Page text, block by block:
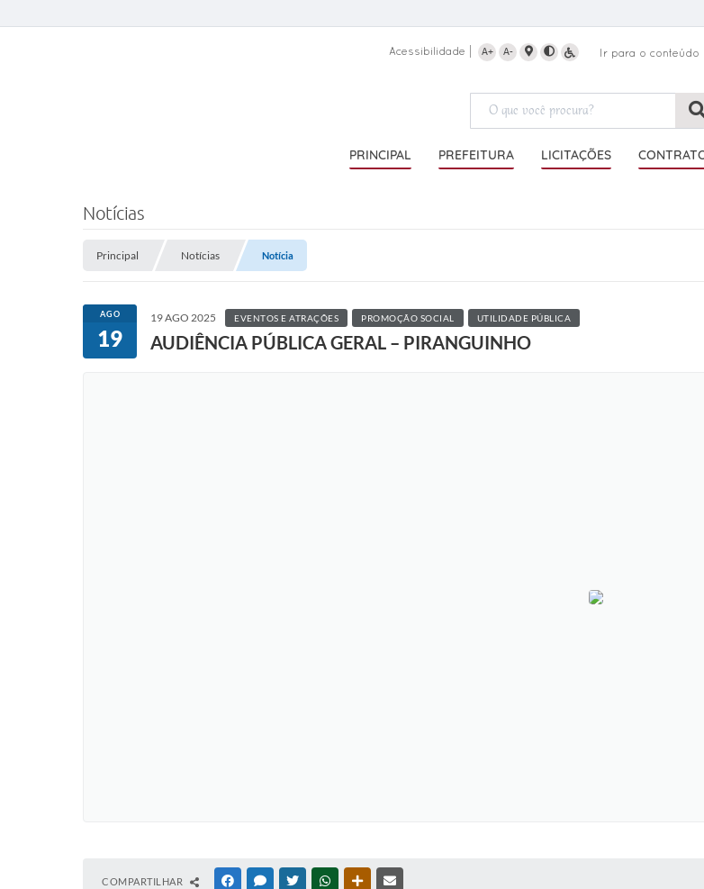
Acessibilidade A+ A- Ir para o conteúdo
PRINCIPAL PREFEITURA LICITAÇÕES
Notícias
Principal Notícias Notícia
AGO
19
19 AGO 2025 EVENTOS E ATRAÇÕES PROMOÇÃO SOCIAL UTILIDADE PÚBLICA
AUDIÊNCIA PÚBLICA GERAL – PIRANGUINHO
COMPARTILHAR FACEBOOKMESSENGER
TWITTERWHATSAPPOUTRAS MÍDIAS